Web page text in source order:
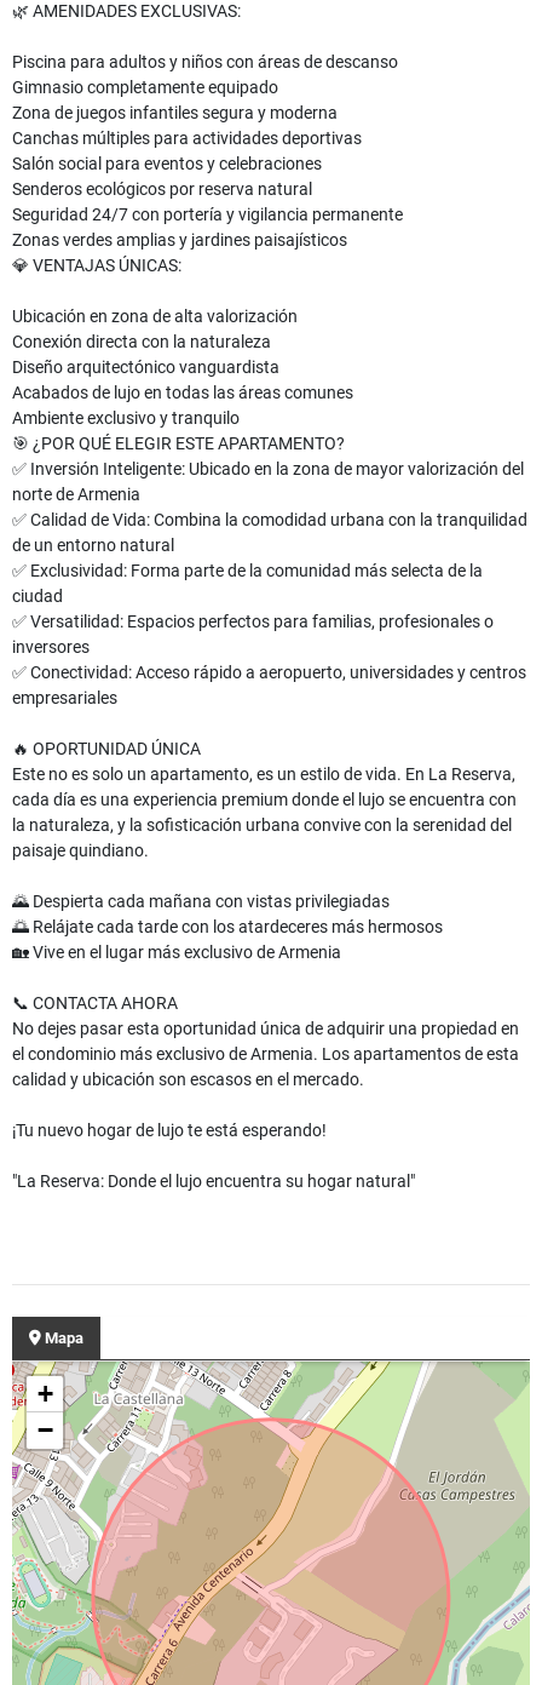
🌿 AMENIDADES EXCLUSIVAS:
Piscina para adultos y niños con áreas de descanso
Gimnasio completamente equipado
Zona de juegos infantiles segura y moderna
Canchas múltiples para actividades deportivas
Salón social para eventos y celebraciones
Senderos ecológicos por reserva natural
Seguridad 24/7 con portería y vigilancia permanente
Zonas verdes amplias y jardines paisajísticos
💎 VENTAJAS ÚNICAS:
Ubicación en zona de alta valorización
Conexión directa con la naturaleza
Diseño arquitectónico vanguardista
Acabados de lujo en todas las áreas comunes
Ambiente exclusivo y tranquilo
🎯 ¿POR QUÉ ELEGIR ESTE APARTAMENTO?
✅ Inversión Inteligente: Ubicado en la zona de mayor valorización del
norte de Armenia
✅ Calidad de Vida: Combina la comodidad urbana con la tranquilidad
de un entorno natural
✅ Exclusividad: Forma parte de la comunidad más selecta de la
ciudad
✅ Versatilidad: Espacios perfectos para familias, profesionales o
inversores
✅ Conectividad: Acceso rápido a aeropuerto, universidades y centros
empresariales
🔥 OPORTUNIDAD ÚNICA
Este no es solo un apartamento, es un estilo de vida. En La Reserva,
cada día es una experiencia premium donde el lujo se encuentra con
la naturaleza, y la sofisticación urbana convive con la serenidad del
paisaje quindiano.
🌄 Despierta cada mañana con vistas privilegiadas
🌅 Relájate cada tarde con los atardeceres más hermosos
🏡 Vive en el lugar más exclusivo de Armenia
📞 CONTACTA AHORA
No dejes pasar esta oportunidad única de adquirir una propiedad en
el condominio más exclusivo de Armenia. Los apartamentos de esta
calidad y ubicación son escasos en el mercado.
¡Tu nuevo hogar de lujo te está esperando!
"La Reserva: Donde el lujo encuentra su hogar natural"
Mapa
+
−